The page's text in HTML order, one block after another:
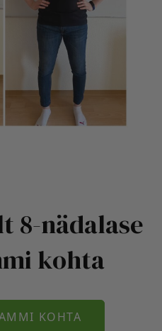
korras
sees olema!
8-nädalase
kohta
KOHTA